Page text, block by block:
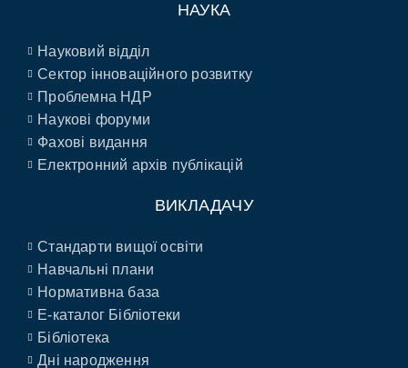
НАУКА
Науковий відділ
Сектор інноваційного розвитку
Проблемна НДР
Наукові форуми
Фахові видання
Електронний архів публікацій
ВИКЛАДАЧУ
Стандарти вищої освіти
Навчальні плани
Нормативна база
E-каталог Бібліотеки
Бібліотека
Дні народження